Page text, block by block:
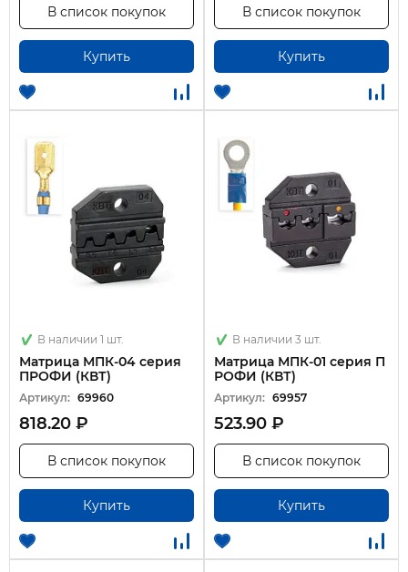
Купить
В список покупок
Купить
В список покупок
В наличии 1 шт.
Матрица МПК-04 серия
ПРОФИ (КВТ)
Артикул: 69960
818.20 ₽
Купить
В список покупок
В наличии 3 шт.
Матрица МПК-01 серия П
РОФИ (КВТ)
Артикул: 69957
523.90 ₽
Купить
В список покупок